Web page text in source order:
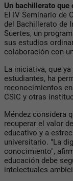
Un bachillerato
El IV Seminario de
del Bachillerato de
Suertes, un
sus estudios
colaboración con
La iniciativa, que
estudiantes, ha
reconocimientos
CSIC y otras
Méndez considera
recuperar el valor
educativo y a
universitario. "La
conocimiento",
educación debe
intelectuales